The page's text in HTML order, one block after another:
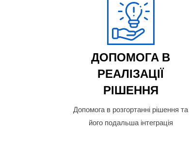
ДОПОМОГА В
РЕАЛІЗАЦІЇ
РІШЕННЯ
Допомога в розгортанні рішення та
його подальша інтеграція